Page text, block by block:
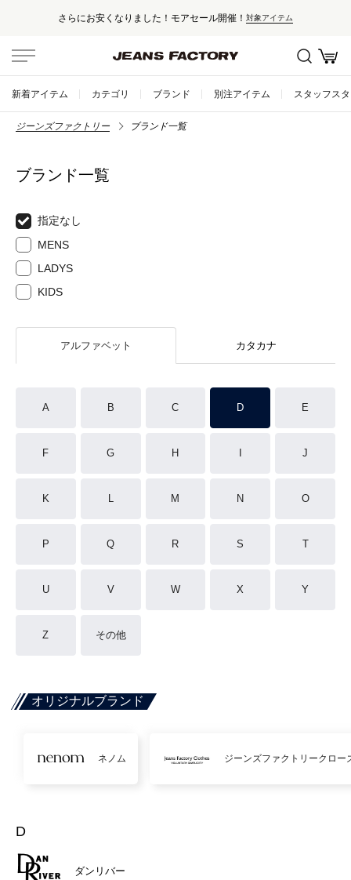
さらにお安くなりました！モアセール開催！ 対象アイテム
新着アイテム カテゴリ ブランド 別注アイテム スタッフス
ジーンズファクトリー ブランド一覧
ブランド一覧
指定なし
MENS
LADYS
KIDS
アルファベット カタカナ
A B C D E
F G H J
K L M N O
P Q R S T
U V W X Y
Z その他
オリジナルブランド
ネノム ジーンズファクトリークロー
D
ダンリバー